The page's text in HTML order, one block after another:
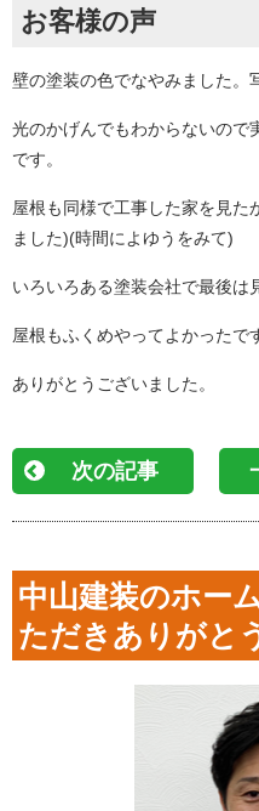
お客様の声
壁の塗装の色でなやみました。
光のかげんでもわからないので
です。
屋根も同様で工事した家を見た
ました)(時間によゆうをみて)
いろいろある塗装会社で最後は
屋根もふくめやってよかったで
ありがとうございました。
次の記事
中山建装のホー
ただきありがと